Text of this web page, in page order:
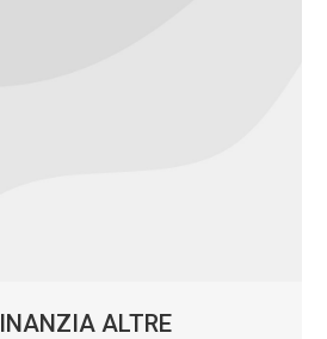
ALTRE